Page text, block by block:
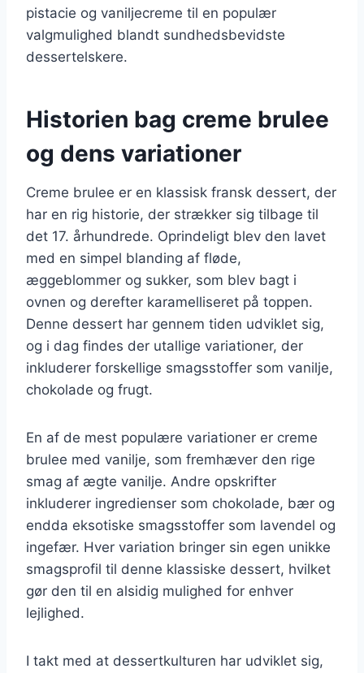
pistacie og vaniljecreme til en populær
valgmulighed blandt sundhedsbevidste
dessertelskere.
Historien bag creme brulee
og dens variationer
Creme brulee er en klassisk fransk dessert, der
har en rig historie, der strækker sig tilbage til
det 17. århundrede. Oprindeligt blev den lavet
med en simpel blanding af fløde,
æggeblommer og sukker, som blev bagt i
ovnen og derefter karamelliseret på toppen.
Denne dessert har gennem tiden udviklet sig,
og i dag findes der utallige variationer, der
inkluderer forskellige smagsstoffer som vanilje,
chokolade og frugt.
En af de mest populære variationer er creme
brulee med vanilje, som fremhæver den rige
smag af ægte vanilje. Andre opskrifter
inkluderer ingredienser som chokolade, bær og
endda eksotiske smagsstoffer som lavendel og
ingefær. Hver variation bringer sin egen unikke
smagsprofil til denne klassiske dessert, hvilket
gør den til en alsidig mulighed for enhver
lejlighed.
I takt med at dessertkulturen har udviklet sig,